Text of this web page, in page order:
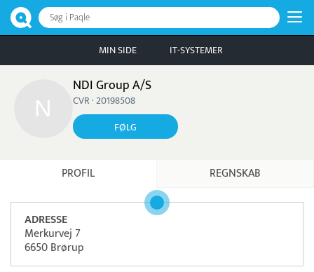
Søg i Paqle
MIN SIDE IT-SYSTEMER
NDI Group A/S
CVR · 20198508
FØLG
PROFIL REGNSKAB
ADRESSE
Merkurvej 7
6650 Brørup